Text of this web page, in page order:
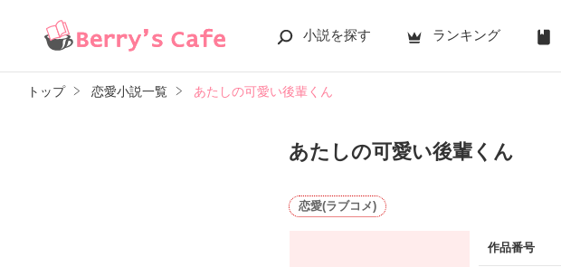
小説を探す ランキング
トップ 恋愛小説一覧 あたしの可愛い後輩くん
あたしの可愛い後輩くん
恋愛(ラブコメ)
作品番号